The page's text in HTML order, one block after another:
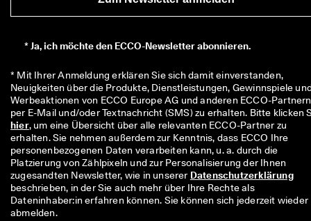
*Ja, ich möchte den ECCO-Newsletter abonnieren.
* Mit Ihrer Anmeldung erklären Sie sich damit einverstanden,
Neuigkeiten über die Produkte, Dienstleistungen, Gewinnspiele
Werbeaktionen von ECCO Europe AG und anderen ECCO-Partnern
hier, um eine Übersicht über alle relevanten ECCO-Partner zu
erhalten. Sie nehmen außerdem zur Kenntnis, dass ECCO Ihre
personenbezogenen Daten verarbeiten kann, u. a. durch die
Platzierung von Zählpixeln und zur Personalisierung der Ihnen
zugesandten Newsletter, wie in unserer Datenschutzerklärung
beschrieben, in der Sie auch mehr über Ihre Rechte als
Dateninhaber:in erfahren können. Sie können sich jederzeit wieder
abmelden.